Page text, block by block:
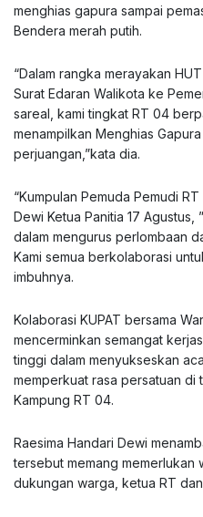
menghias gapura sampai
Bendera merah putih.
“Dalam rangka merayakan
Surat Edaran Walikota ke
sareal, kami tingkat RT 04
menampilkan Menghias
perjuangan,”kata dia.
“Kumpulan Pemuda Pemudi
Dewi Ketua Panitia 17
dalam mengurus perlombaan
Kami semua berkolaborasi
imbuhnya.
Kolaborasi KUPAT bersama
mencerminkan semangat
tinggi dalam menyukseskan
memperkuat rasa persatuan di
Kampung RT 04.
Raesima Handari Dewi
tersebut memang
dukungan warga, ketua RT